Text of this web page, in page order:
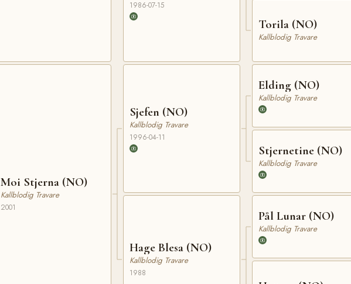
Moi Stjerna (NO)
Kallblodig Travare
2001
1986-07-15
Sjefen (NO)
Kallblodig Travare
1996-04-11
Hage Blesa (NO)
Kallblodig Travare
1988
Torila (NO)
Kallblodig Travare
Elding (NO)
Kallblodig Travare
Stjernetine (NO)
Kallblodig Travare
Pål Lunar (NO)
Kallblodig Travare